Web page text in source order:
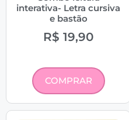
interativa- Letra cursiva
e bastão
R$ 19,90
COMPRAR